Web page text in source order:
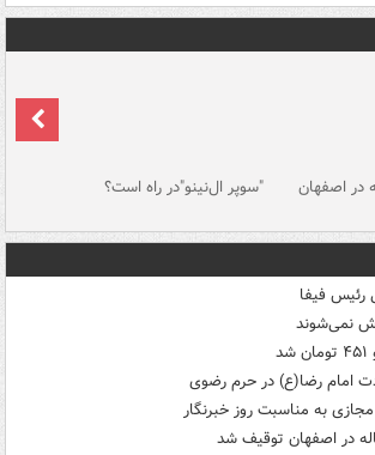
راننده ۸ ساله در اصفهان "سوپر ال‌نینو"در راه است؟
رئیس فیفا
نمی‌شوند
امام رضا(ع) در حرم رضوی
به مناسبت روز خبرنگار